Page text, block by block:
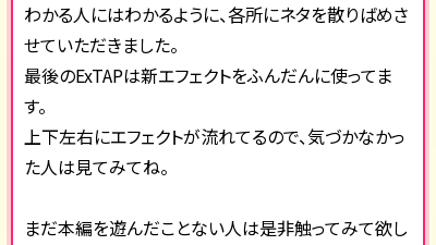
わかる人にはわかるように、各所にネタを散りばめさ
せていただきました。
最後のExTAPは新エフェクトをふんだんに使ってま
す。
上下左右にエフェクトが流れてるので、気づかなかっ
た人は見てみてね。
まだ本編を遊んだことない人は是非触ってみて欲し